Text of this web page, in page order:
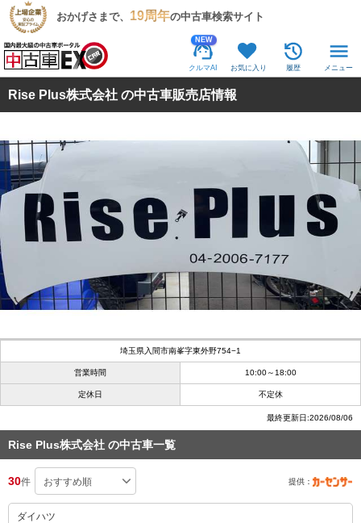
おかげさまで、 19周年の中古車検索サイト
NEW
クルマAI お気に入り 履歴 メニュー
Rise Plus株式会社 の中古車販売店情報
埼玉県入間市南峯字東外野754−1
営業時間 10:00～18:00
定休日 不定休
最終更新日:2026/08/06
Rise Plus株式会社 の中古車一覧
30件 提供：
ダイハツ